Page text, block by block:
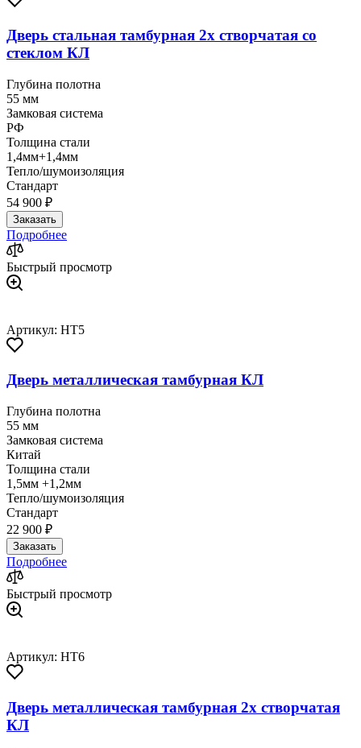
Дверь стальная тамбурная 2х створчатая со
стеклом КЛ
Глубина полотна
55 мм
Замковая система
РФ
Толщина стали
1,4мм+1,4мм
Тепло/шумоизоляция
Стандарт
54 900 ₽
Заказать
Подробнее
Быстрый просмотр
Артикул: HT5
Дверь металлическая тамбурная КЛ
Глубина полотна
55 мм
Замковая система
Китай
Толщина стали
1,5мм +1,2мм
Тепло/шумоизоляция
Стандарт
22 900 ₽
Заказать
Подробнее
Быстрый просмотр
Артикул: HT6
Дверь металлическая тамбурная 2х створчатая
КЛ